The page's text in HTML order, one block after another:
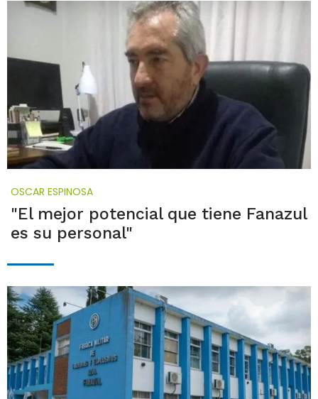
OSCAR ESPINOSA
"El mejor potencial que tiene Fanazul
es su personal"